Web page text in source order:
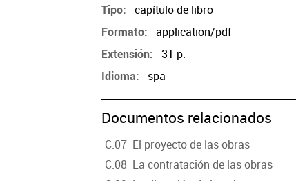
Tipo capítulo de libro
Formato application/pdf
Extensión 31 p.
Idioma spa
Documentos relacionados
C.07 El proyecto de las obras
C.08 La contratación de las obras